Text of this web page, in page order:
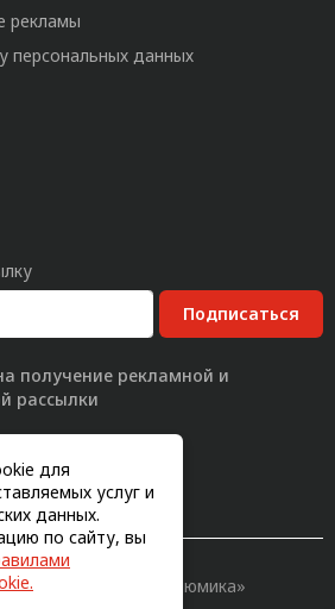
для
услуг и
данных.
по сайту, вы
рекламы
персональных данных
Подписаться
получение рекламной и
рассылки
профиль «Алюмика»